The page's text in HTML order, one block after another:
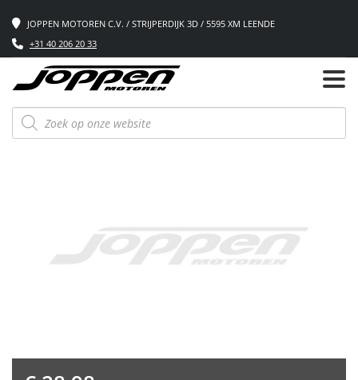
JOPPEN MOTOREN C.V. / STRIJPERDIJK 3D / 5595 XM LEENDE
+31 40 206 20 33
Producten
zoeken